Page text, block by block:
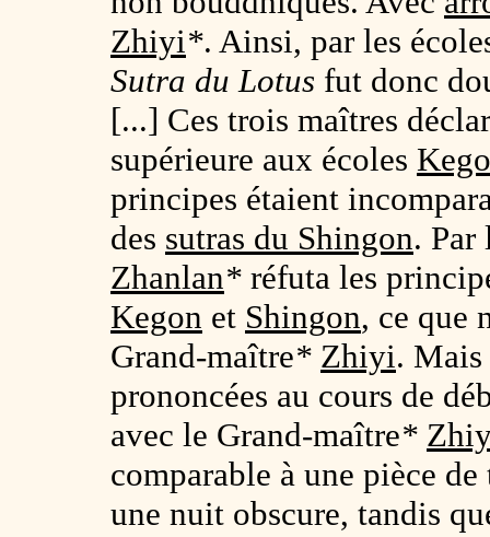
Zhiyi*. Ainsi, par les
Sutra du Lotus fut donc
[...] Ces trois maîtres
supérieure aux écoles
principes étaient
des sutras du Shingon. Par
Zhanlan* réfuta les
Kegon et Shingon, ce que
Grand-maître* Zhiyi. Mais
prononcées au cours de
avec le Grand-maître*
comparable à une pièce
une nuit obscure, tandis